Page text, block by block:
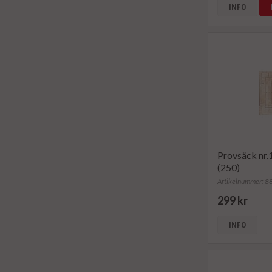
INFO
Provsäck
(250)
Artikelnummer:
299 kr
INFO